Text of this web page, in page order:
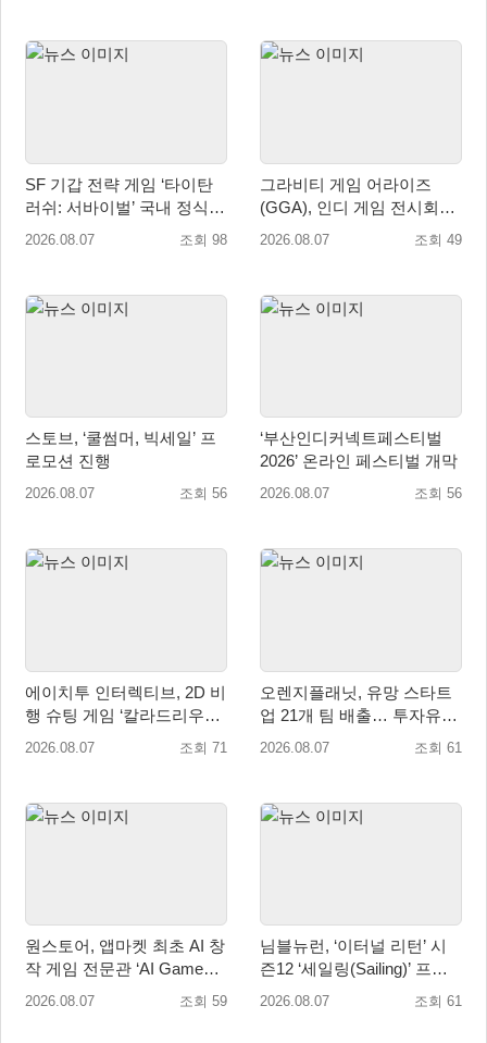
SF 기갑 전략 게임 ‘타이탄
러쉬: 서바이벌’ 국내 정식
출시
2026.08.07 조회 98
그라비티 게임 어라이즈
(GGA), 인디 게임 전시회
‘도쿄 게임 던전 13’ 참가!
2026.08.07 조회 49
스토브, ‘쿨썸머, 빅세일’ 프
로모션 진행
2026.08.07 조회 56
‘부산인디커넥트페스티벌
2026’ 온라인 페스티벌 개막
2026.08.07 조회 56
에이치투 인터렉티브, 2D 비
행 슈팅 게임 ‘칼라드리우스
2/다크 엘레멘트’ 올 겨울 전
2026.08.07 조회 71
오렌지플래닛, 유망 스타트
업 21개 팀 배출… 투자유치∙
매출성장 성과 눈길
2026.08.07 조회 61
원스토어, 앱마켓 최초 AI 창
작 게임 전문관 ‘AI Games’
오픈
2026.08.07 조회 59
님블뉴런, ‘이터널 리턴’ 시
즌12 ‘세일링(Sailing)’ 프리
시즌 시작
2026.08.07 조회 61